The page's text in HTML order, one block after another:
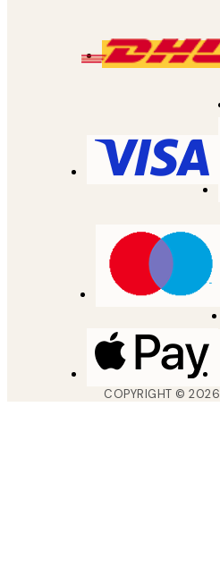
COPYRIGHT ©2026